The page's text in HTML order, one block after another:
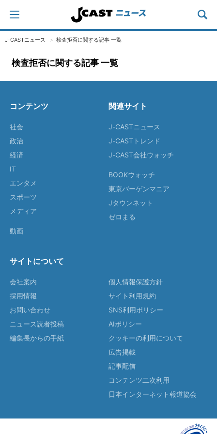
J-CASTニュース 検査拒否に関する記事 一覧
検査拒否に関する記事 一覧
コンテンツ
社会
政治
経済
IT
エンタメ
スポーツ
メディア
動画
関連サイト
J-CASTニュース
J-CASTトレンド
J-CAST会社ウォッチ
BOOKウォッチ
東京バーゲンマニア
Jタウンネット
ゼロまる
サイトについて
会社案内
採用情報
お問い合わせ
ニュース読者投稿
編集長からの手紙
個人情報保護方針
サイト利用規約
SNS利用ポリシー
AIポリシー
クッキーの利用について
広告掲載
記事配信
コンテンツ二次利用
日本インターネット報道協会